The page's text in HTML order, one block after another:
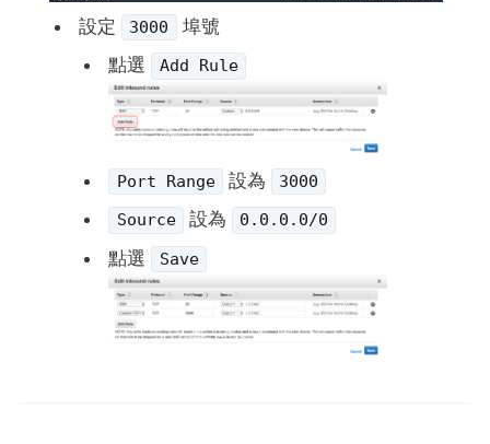
設定 3000
埠號
點選
Add Rule
Port Range 設為
3000
Source
設為 0.0.0.0/0
點選 Save